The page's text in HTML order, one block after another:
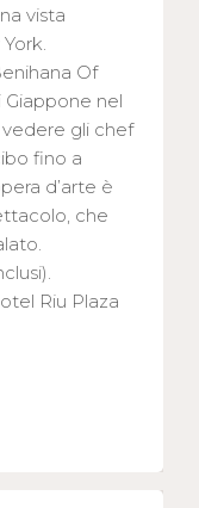
vista
Of
Giappone nel
gli chef
fino a
d’arte è
che
Riu Plaza